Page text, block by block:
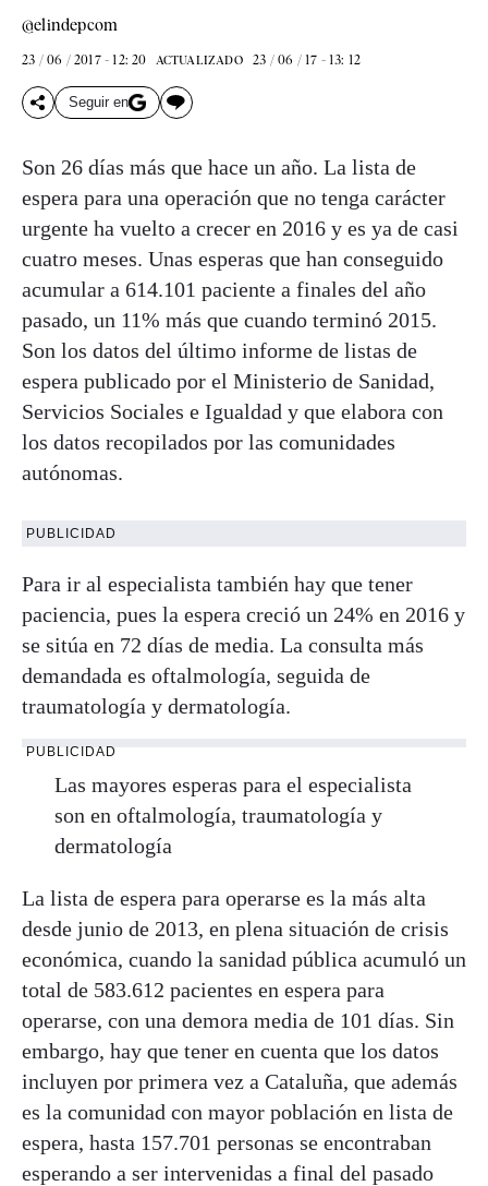
@elindepcom
23 / 06 / 2017 - 12: 20 ACTUALIZADO 23 / 06 / 17 - 13: 12
Seguir en
Son 26 días más que hace un año. La lista de
espera para una operación que no tenga carácter
urgente ha vuelto a crecer en 2016 y es ya de casi
cuatro meses. Unas esperas que han conseguido
acumular a 614.101 paciente a finales del año
pasado, un 11% más que cuando terminó 2015.
Son los datos del último informe de listas de
espera publicado por el Ministerio de Sanidad,
Servicios Sociales e Igualdad y que elabora con
los datos recopilados por las comunidades
autónomas.
PUBLICIDAD
Para ir al especialista también hay que tener
paciencia, pues la espera creció un 24% en 2016 y
se sitúa en 72 días de media. La consulta más
demandada es oftalmología, seguida de
traumatología y dermatología.
PUBLICIDAD
Las mayores esperas para el especialista
son en oftalmología, traumatología y
dermatología
La lista de espera para operarse es la más alta
desde junio de 2013, en plena situación de crisis
económica, cuando la sanidad pública acumuló un
total de 583.612 pacientes en espera para
operarse, con una demora media de 101 días. Sin
embargo, hay que tener en cuenta que los datos
incluyen por primera vez a Cataluña, que además
es la comunidad con mayor población en lista de
espera, hasta 157.701 personas se encontraban
esperando a ser intervenidas a final del pasado